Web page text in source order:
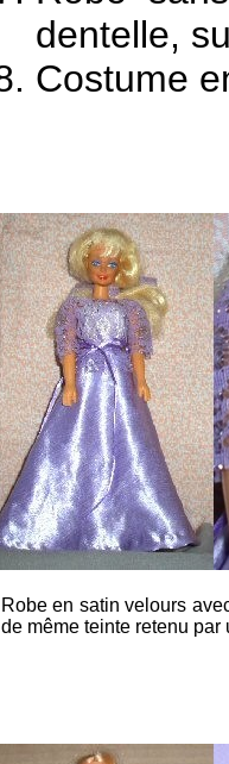
dentelle,
Costume
Robe en satin velours
de même teinte retenu par